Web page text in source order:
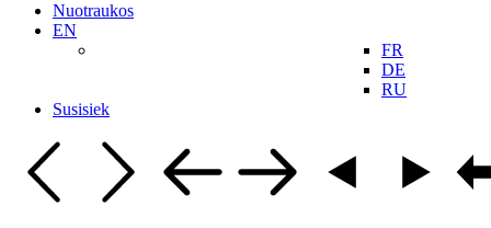
Nuotraukos
EN
FR
DE
RU
Susisiek